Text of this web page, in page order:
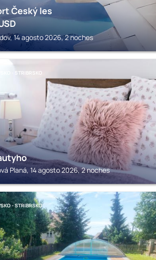
Český les
14 agosto 2026, 2 noches
- STRIBRSKO
Planá, 14 agosto 2026, 2 noches
- STRIBRSKO